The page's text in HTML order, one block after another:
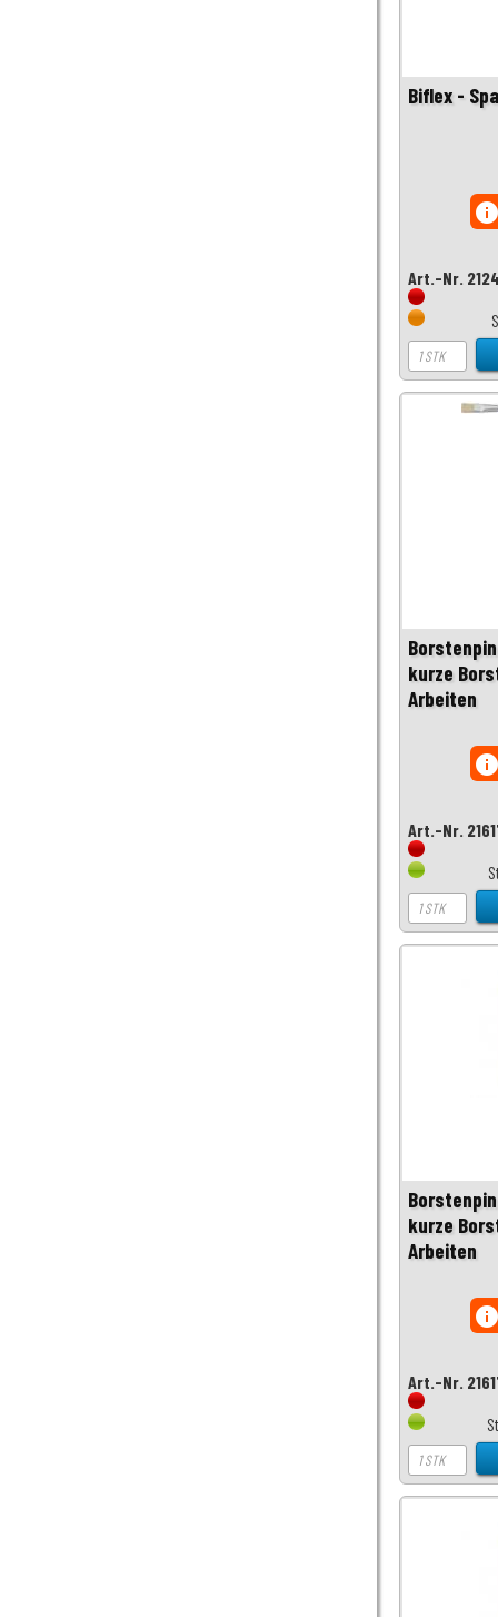
Biflex -
Art.-Nr.
kurze
Arbeiten
Art.-Nr.
kurze
Arbeiten
Art.-Nr.